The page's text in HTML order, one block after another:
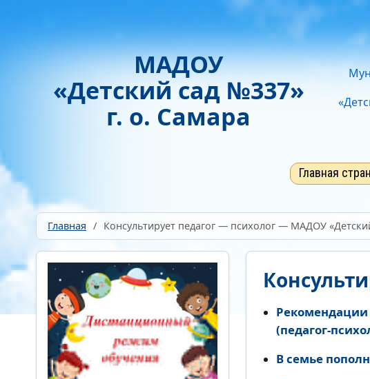
МАДОУ
«Детский сад №337»
г. о. Самара
Главная
Главная / Консультирует педагог — психолог — МАДОУ
Рекомендации
(педагог-
В семье
С засечками